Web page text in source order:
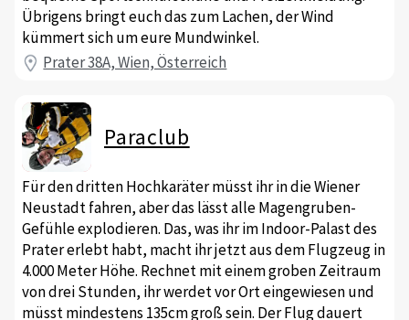
Übrigens bringt euch das zum Lachen, der Wind
kümmert sich um eure Mundwinkel.
Prater 38A, Wien, Österreich
Paraclub
Für den dritten Hochkaräter müsst ihr in die Wiener
Neustadt fahren, aber das lässt alle Magengruben-
Gefühle explodieren. Das, was ihr im Indoor-Palast des
Prater erlebt habt, macht ihr jetzt aus dem Flugzeug in
4.000 Meter Höhe. Rechnet mit einem groben Zeitraum
von drei Stunden, ihr werdet vor Ort eingewiesen und
müsst mindestens 135cm groß sein. Der Flug dauert